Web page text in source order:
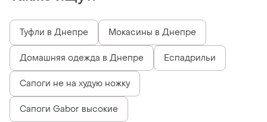
Туфли в Днепре Мокасины в Днепре
Домашняя одежда в Днепре Еспадрильи
Сапоги не на худую ножку
Сапоги Gabor высокие